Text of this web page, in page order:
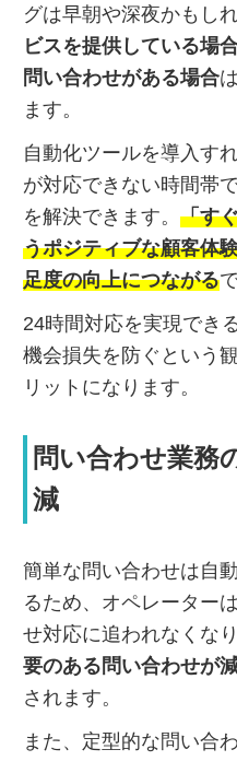
グは早朝や深夜かもし
ビスを提供している場
問い合わせがある場合
ます。
自動化ツールを導入す
が対応できない時間帯
を解決できます。 「す
うポジティブな顧客体
足度の向上につながる
24時間対応を実現でき
機会損失を防ぐという
リットになります。
問い合わせ業務
減
簡単な問い合わせは自
るため、オペレーター
せ対応に追われなくなり
要のある問い合わせが
されます。
また、定型的な問い合